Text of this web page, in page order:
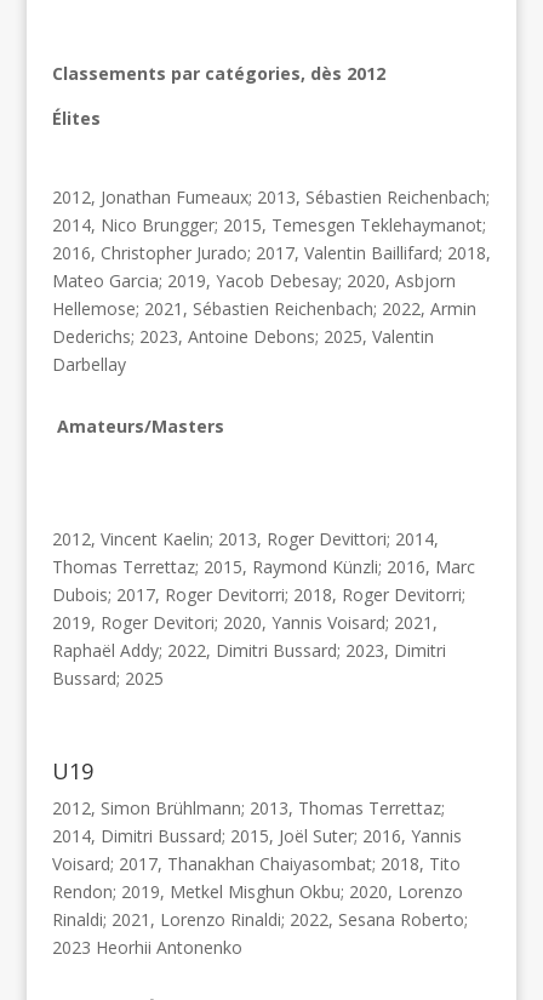
Classements par catégories, dès 2012
Élites
2012, Jonathan Fumeaux; 2013, Sébastien Reichenbach;
2014, Nico Brungger; 2015, Temesgen Teklehaymanot;
2016, Christopher Jurado; 2017, Valentin Baillifard; 2018,
Mateo Garcia; 2019, Yacob Debesay; 2020, Asbjorn
Hellemose; 2021, Sébastien Reichenbach; 2022, Armin
Dederichs; 2023, Antoine Debons; 2025, Valentin
Darbellay
Amateurs/Masters
2012, Vincent Kaelin; 2013, Roger Devittori; 2014,
Thomas Terrettaz; 2015, Raymond Künzli; 2016, Marc
Dubois; 2017, Roger Devitorri; 2018, Roger Devitorri;
2019, Roger Devitori; 2020, Yannis Voisard; 2021,
Raphaël Addy; 2022, Dimitri Bussard; 2023, Dimitri
Bussard; 2025
U19
2012, Simon Brühlmann; 2013, Thomas Terrettaz;
2014, Dimitri Bussard; 2015, Joël Suter; 2016, Yannis
Voisard; 2017, Thanakhan Chaiyasombat; 2018, Tito
Rendon; 2019, Metkel Misghun Okbu; 2020, Lorenzo
Rinaldi; 2021, Lorenzo Rinaldi; 2022, Sesana Roberto;
2023 Heorhii Antonenko